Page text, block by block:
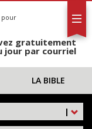
pour
gratuitement
jour par courriel
LA BIBLE
|